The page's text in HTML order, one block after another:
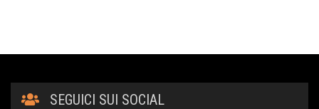
SEGUICI SUI SOCIAL